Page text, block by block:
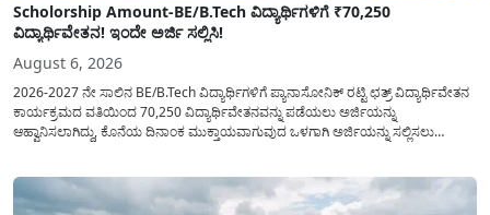
Scholorship Amount-BE/B.Tech ವಿದ್ಯಾರ್ಥಿಗಳಿಗೆ ₹70,250
ವಿದ್ಯಾರ್ಥಿವೇತನ! ಇಂದೇ ಅರ್ಜಿ ಸಲ್ಲಿಸಿ!
August 6, 2026
2026-2027 ನೇ ಸಾಲಿನ BE/B.Tech ವಿದ್ಯಾರ್ಥಿಗಳಿಗೆ ಪ್ಯಾನಾಸೋನಿಕ್ ರಟ್ಟಿ ಛತ್ರ್ ವಿದ್ಯಾರ್ಥಿವೇತನ
ಕಾರ್ಯಕ್ರಮದ ವತಿಯಿಂದ 70,250 ವಿದ್ಯಾರ್ಥಿವೇತನವನ್ನು ಪಡೆಯಲು ಅರ್ಜಿಯನ್ನು
ಆಹ್ವಾನಿಸಲಾಗಿದ್ದು, ಕೊನೆಯ ದಿನಾಂಕ ಮುಕ್ತಾಯವಾಗುವುದ ಒಳಗಾಗಿ ಅರ್ಜಿಯನ್ನು ಸಲ್ಲಿಸಲು
ಜಾರಿಗೆ...